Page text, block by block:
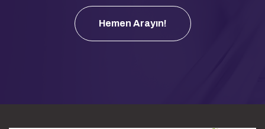
Hemen Arayın!